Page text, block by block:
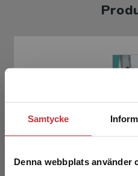
Samtycke
Denna webbplats använder
Att skapa